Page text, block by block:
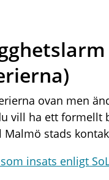
ovan men
vill ha ett formellt
stads
insats enligt